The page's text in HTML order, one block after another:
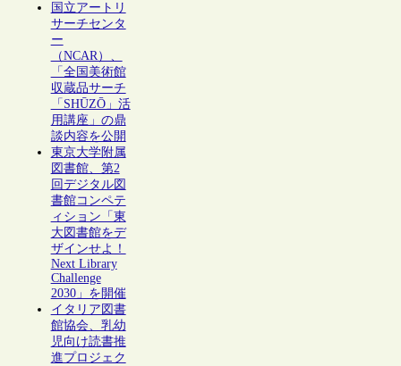
国立アートリ
サーチセンタ
ー
（NCAR）、
「全国美術館
収蔵品サーチ
「SHŪZŌ」活
用講座」の鼎
談内容を公開
東京大学附属
図書館、第2
回デジタル図
書館コンペテ
ィション「東
大図書館をデ
ザインせよ！
Next Library
Challenge
2030」を開催
イタリア図書
館協会、乳幼
児向け読書推
進プロジェク